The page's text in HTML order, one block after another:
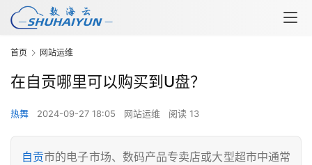
首页 网站运维
在自贡哪里可以购买到U盘？
热舞 2024-09-27 18:05 网站运维 阅读 13
自贡市的电子市场、数码产品专卖店或大型超市中通常